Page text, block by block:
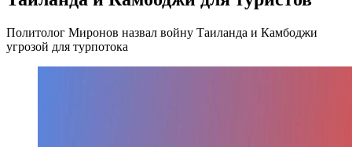
Политолог Миронов назвал войну Таиланда и Камбоджи
угрозой для турпотока